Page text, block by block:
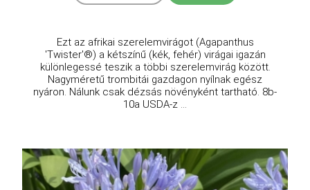
Ezt az afrikai szerelemvirágot (Agapanthus
'Twister'®) a kétszínű (kék, fehér) virágai igazán
különlegessé teszik a többi szerelemvirág között.
Nagyméretű trombitái gazdagon nyílnak egész
nyáron. Nálunk csak dézsás növényként tartható. 8b-
10a USDA-z ...